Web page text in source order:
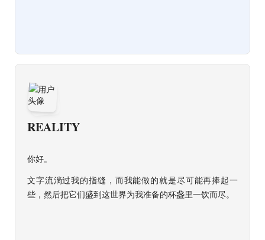
REALITY
你好。
文字流淌过我的指缝，而我能做的就是尽可能再捧起一
些，然后把它们盛到这世界为我准备的杯盏里一饮而尽。